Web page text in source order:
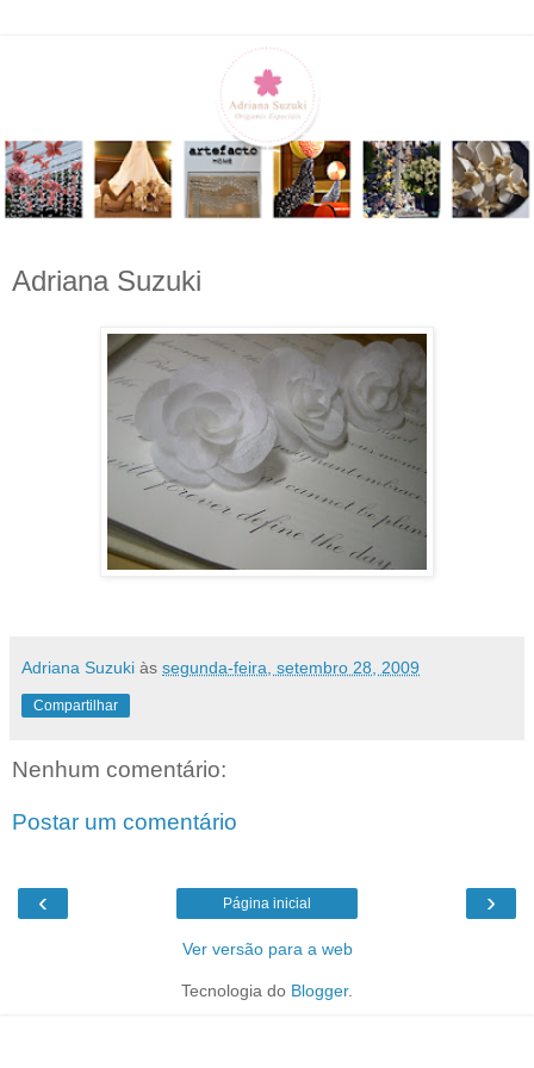
Adriana Suzuki
Adriana Suzuki às segunda-feira, setembro 28, 2009
Compartilhar
Nenhum comentário:
Postar um comentário
‹ ›
Página inicial
Ver versão para a web
Tecnologia do Blogger.